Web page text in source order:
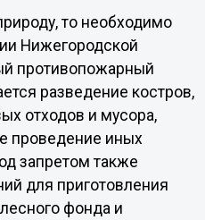
то необходимо
Нижегородской
противопожарный
разведение костров,
отходов и мусора,
проведение иных
запретом также
для приготовления
фонда и